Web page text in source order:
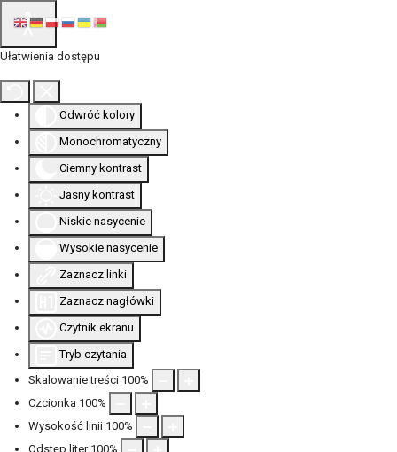
Ułatwienia dostępu
Odwróć kolory
Monochromatyczny
Ciemny kontrast
Jasny kontrast
Niskie nasycenie
Wysokie nasycenie
Zaznacz linki
Zaznacz nagłówki
Czytnik ekranu
Tryb czytania
Skalowanie treści 100%
Czcionka 100%
Wysokość linii 100%
Odstęp liter 100%